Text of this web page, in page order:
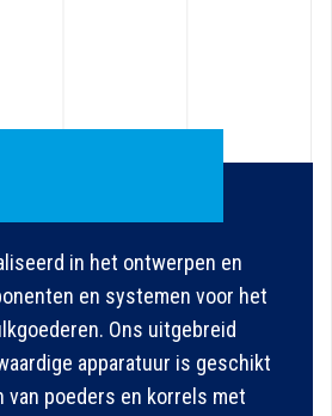
in het ontwerpen en
en systemen voor het
Ons uitgebreid
apparatuur is geschikt
van poeders en korrels met